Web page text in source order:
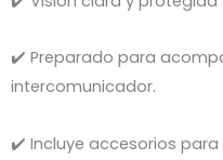
✔️ Preparado para
intercomunicador.
✔️ Incluye accesorios